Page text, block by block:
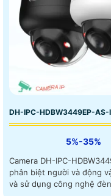
DH-IPC-HDBW3449EP-AS-
5%-35%
Camera DH-IPC-
phân biệt người và động vật. Nó cung cấp nguồn qua dây
và sử dụng công nghệ